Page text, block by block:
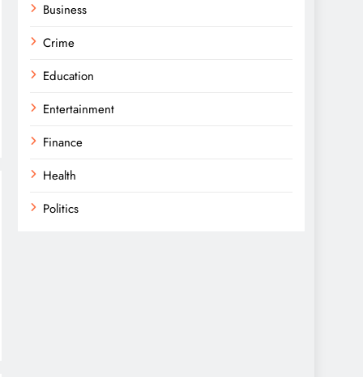
Business
Crime
Education
Entertainment
Finance
Health
Politics